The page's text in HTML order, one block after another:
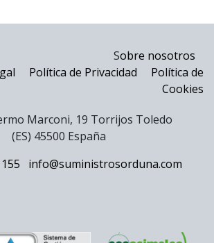
Sobre nosotros
Política de Privacidad
Política de
Cookies
Marconi, 19 Torrijos Toledo
(ES) 45500 España
info@suministrosorduna.com